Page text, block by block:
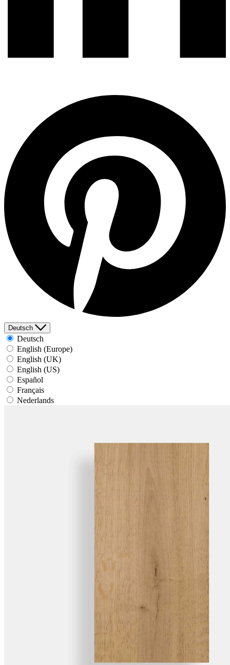
Deutsch
Deutsch
English (Europe)
English (UK)
English (US)
Español
Français
Nederlands